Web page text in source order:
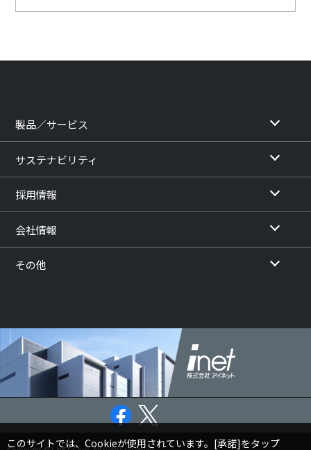
製品／サービス
サステナビリティ
採用情報
会社情報
その他
このサイトでは、Cookieが使用されています。[承諾]をタップ